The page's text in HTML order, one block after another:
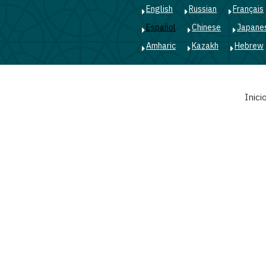
English Russian
Français
Español
Chinese
Amharic
Kazakh Hebrew